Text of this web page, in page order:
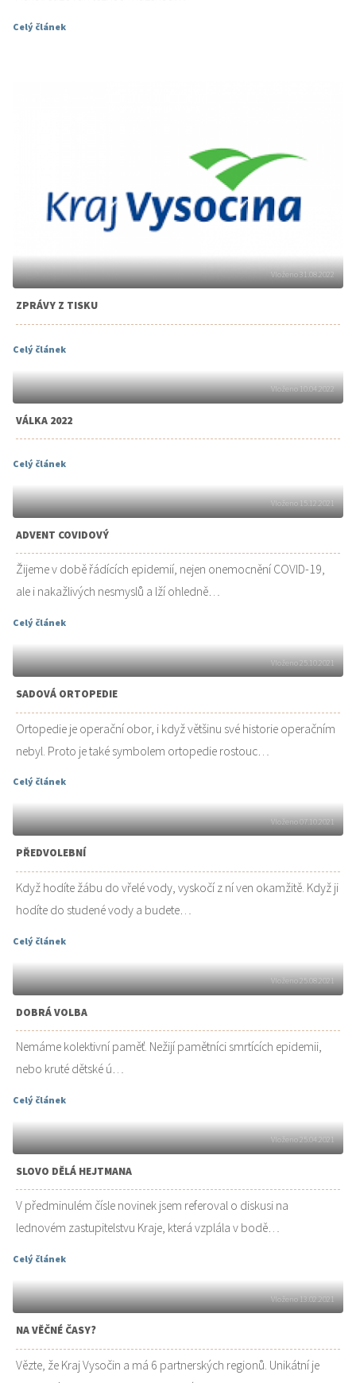
Celý článek
Vloženo 31.08.2022
ZPRÁVY Z TISKU
Celý článek
Vloženo 10.04.2022
VÁLKA 2022
Celý článek
Vloženo 15.12.2021
ADVENT COVIDOVÝ
Žijeme v době řádících epidemií, nejen onemocnění COVID-19,
ale i nakažlivých nesmyslů a lží ohledně…
Celý článek
Vloženo 25.10.2021
SADOVÁ ORTOPEDIE
Ortopedie je operační obor, i když většinu své historie operačním
nebyl. Proto je také symbolem ortopedie rostouc…
Celý článek
Vloženo 07.10.2021
PŘEDVOLEBNÍ
Když hodíte žábu do vřelé vody, vyskočí z ní ven okamžitě. Když ji
hodíte do studené vody a budete…
Celý článek
Vloženo 25.08.2021
DOBRÁ VOLBA
Nemáme kolektivní paměť. Nežijí pamětníci smrtících epidemii,
nebo kruté dětské ú…
Celý článek
Vloženo 25.04.2021
SLOVO DĚLÁ HEJTMANA
V předminulém čísle novinek jsem referoval o diskusi na
lednovém zastupitelstvu Kraje, která vzplála v bodě…
Celý článek
Vloženo 13.02.2021
NA VĚČNÉ ČASY?
Vězte, že Kraj Vysočin a má 6 partnerských regionů. Unikátní je